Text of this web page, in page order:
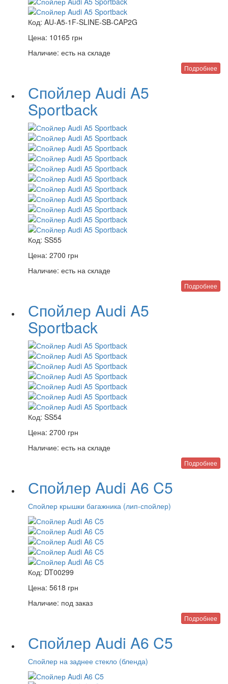
Код: AU-A5-1F-SLINE-SB-CAP2G
Цена: 10165 грн
Наличие: есть на складе
Подробнее
Спойлер Audi A5
Sportback
Код: SS55
Цена: 2700 грн
Наличие: есть на складе
Подробнее
Спойлер Audi A5
Sportback
Код: SS54
Цена: 2700 грн
Наличие: есть на складе
Подробнее
Спойлер Audi A6 C5
Спойлер крышки багажника (лип-спойлер)
Код: DT00299
Цена: 5618 грн
Наличие: под заказ
Подробнее
Спойлер Audi A6 C5
Спойлер на заднее стекло (бленда)